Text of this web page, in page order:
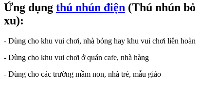
Ứng dụng thú nhún điện (Thú nhún bỏ
xu):
- Dùng cho khu vui chơi, nhà bóng hay khu vui chơi liên hoàn
- Dùng cho khu vui chơi ở quán cafe, nhà hàng
- Dùng cho các trường mầm non, nhà trẻ, mẫu giáo